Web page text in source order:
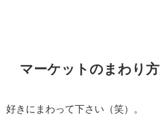
マーケットのまわり方
好きにまわって下さい（笑）。